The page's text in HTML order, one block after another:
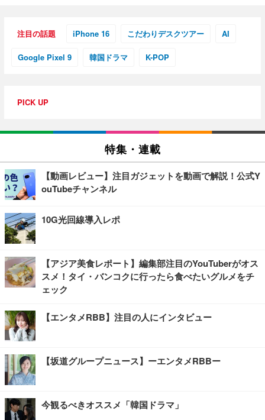
注目の話題 iPhone 16 こだわりデスクツアー AI
Google Pixel 9 韓国ドラマ K-POP
PICK UP
特集・連載
【動画レビュー】注目ガジェットを動画で解説！公式Y
ouTubeチャンネル
10G光回線導入レポ
【アジア美食レポート】編集部注目のYouTuberがオス
スメ！タイ・バンコクに行ったら食べたいグルメをチ
ェック
【エンタメRBB】注目の人にインタビュー
【坂道グループニュース】ーエンタメRBBー
今観るべきオススメ「韓国ドラマ」